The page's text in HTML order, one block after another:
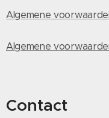
Algemene
Algemene
Contact